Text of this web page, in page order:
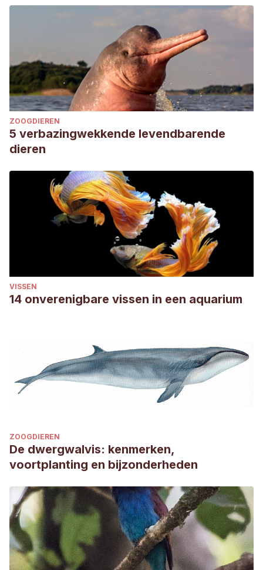
ZOOGDIEREN
5 verbazingwekkende levendbarende
dieren
VISSEN
14 onverenigbare vissen in een aquarium
ZOOGDIEREN
De dwergwalvis: kenmerken,
voortplanting en bijzonderheden